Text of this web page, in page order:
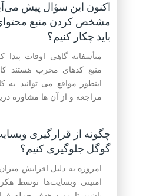
اکنون این سؤال پیش
مشخص کردن منبع
باید چکار کنیم؟
متأسفانه گاهی اوقات پیدا
منبع کدهای مخرب هستند
اینطور مواقع می توانید به
مراجعه و از آن ها مشاوره
چگونه از قرارگیری
گوگل جلوگیری کنیم؟
امروزه به دلیل افزایش
امنیتی وبسایت‌ها توسط